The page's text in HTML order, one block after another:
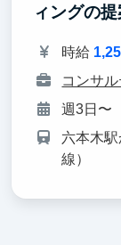
ィングの
時給
コンサ
週3日〜
六本木
線）